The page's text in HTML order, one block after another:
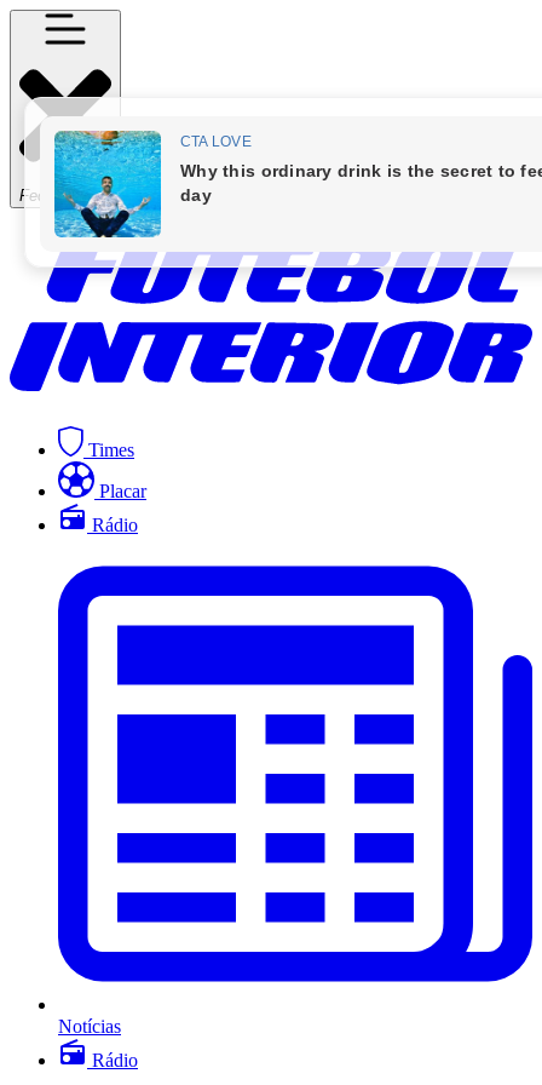
Fechar Menu
Times
Placar
Rádio
Notícias
Rádio